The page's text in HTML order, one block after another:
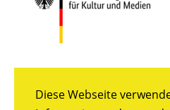
Diese Webseite